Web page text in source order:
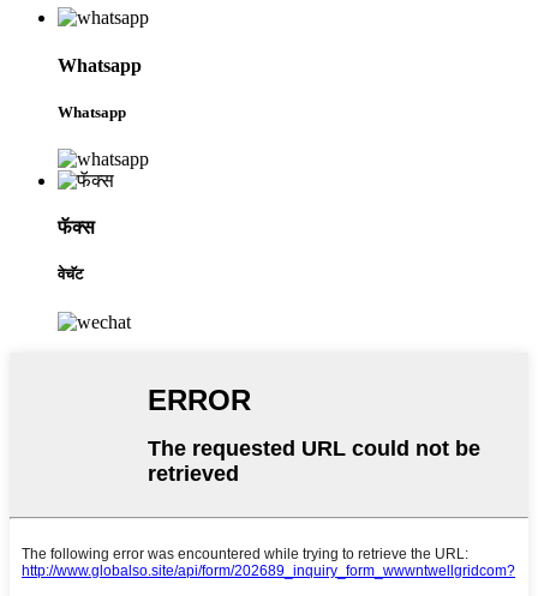
Whatsapp
Whatsapp
फॅक्स
वेचॅट